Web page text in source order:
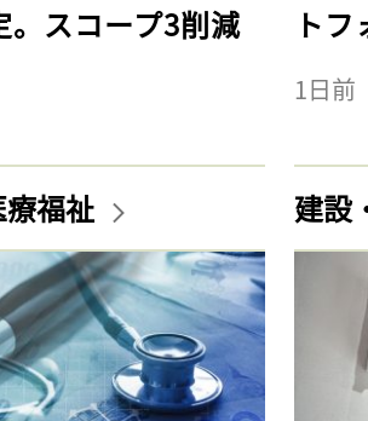
。スコープ3削減
ト
1日前
福祉 建設